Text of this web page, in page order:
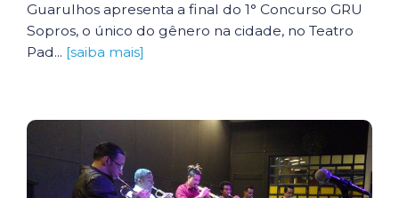
Guarulhos apresenta a final do 1° Concurso GRU
Sopros, o único do gênero na cidade, no Teatro
Pad... [saiba mais]